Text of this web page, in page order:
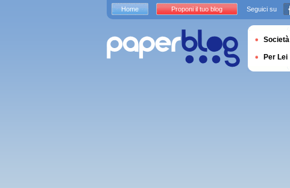
Home Proponi il tuo blog Seguici su
Società
Per Lei